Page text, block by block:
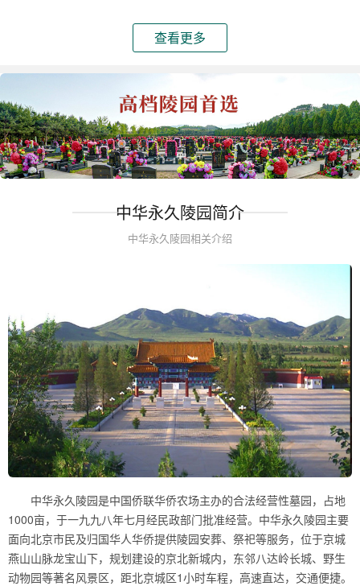
查看更多
中华永久陵园简介
中华永久陵园相关介绍
中华永久陵园是中国侨联华侨农场主办的合法经营性墓园，占地
1000亩，于一九九八年七月经民政部门批准经营。中华永久陵园主要
面向北京市民及归国华人华侨提供陵园安葬、祭祀等服务，位于京城
燕山山脉龙宝山下，规划建设的京北新城内，东邻八达岭长城、野生
动物园等著名风景区，距北京城区1小时车程，高速直达，交通便捷。